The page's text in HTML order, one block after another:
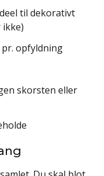
til dekorativt
opfyldning
skorsten eller